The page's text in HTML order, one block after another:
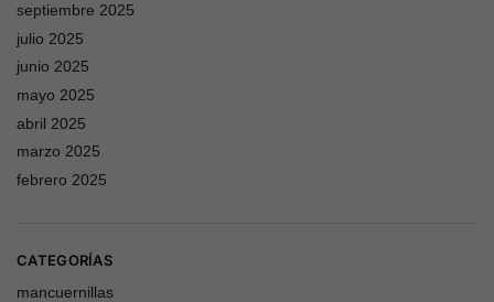
septiembre 2025
julio 2025
junio 2025
mayo 2025
abril 2025
marzo 2025
febrero 2025
CATEGORÍAS
mancuernillas